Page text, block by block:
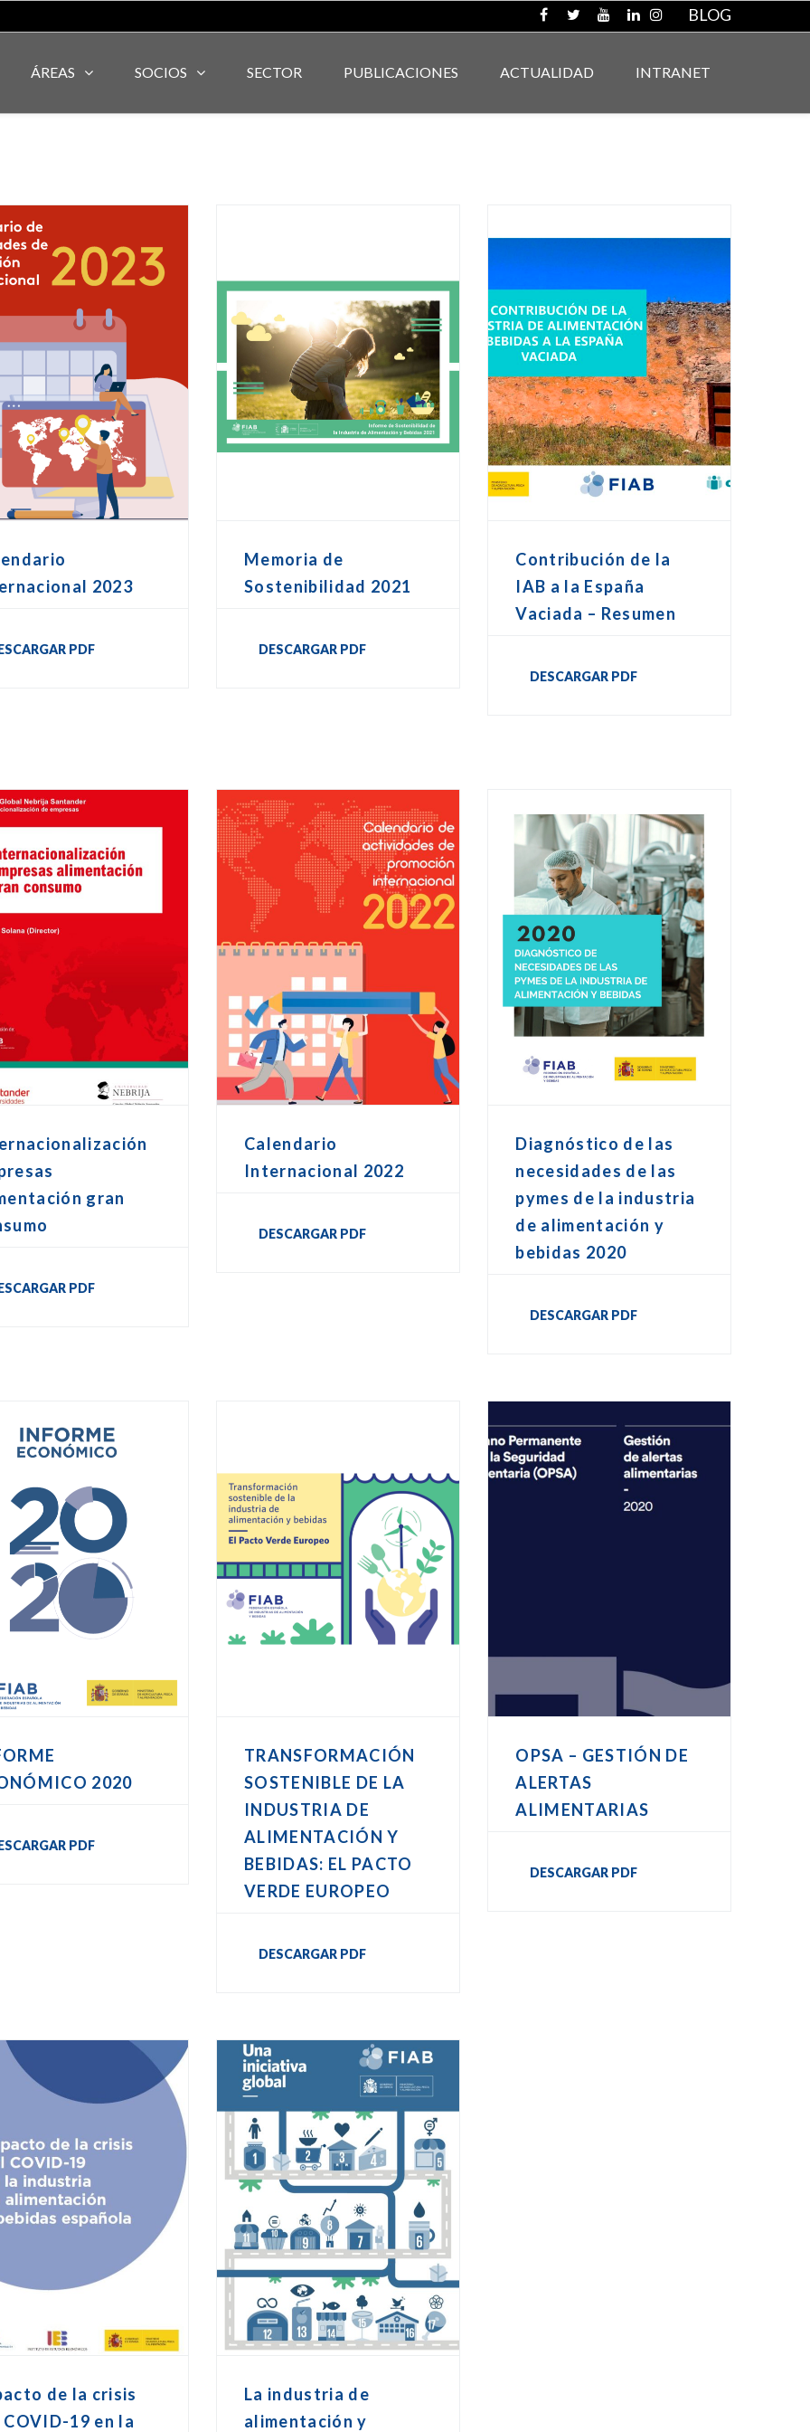
BLOG
ÁREAS SOCIOS SECTOR PUBLICACIONES ACTUALIDAD INTRANET
2023
PDF
Memoria de
Sostenibilidad 2021
DESCARGAR PDF
Contribución de la
IAB a la España
Vaciada – Resumen
DESCARGAR PDF
gran
PDF
Calendario
Internacional 2022
DESCARGAR PDF
Diagnóstico de las
necesidades de las
pymes de la industria
de alimentación y
bebidas 2020
DESCARGAR PDF
2020
PDF
TRANSFORMACIÓN
SOSTENIBLE DE LA
INDUSTRIA DE
ALIMENTACIÓN Y
BEBIDAS: EL PACTO
VERDE EUROPEO
DESCARGAR PDF
OPSA – GESTIÓN DE
ALERTAS
ALIMENTARIAS
DESCARGAR PDF
de la crisis
19 en la
La industria de
alimentación y